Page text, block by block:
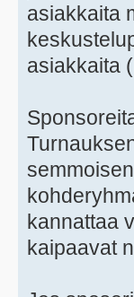
asiakkaita
asiakkaita
kannattaa
kaipaavat